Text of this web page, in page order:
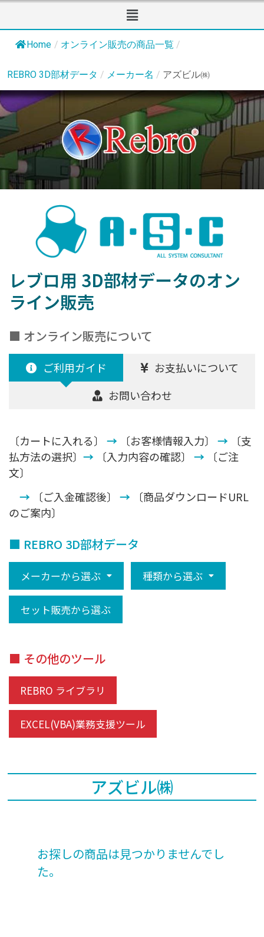
Home / オンライン販売の商品一覧 /
REBRO 3D部材データ / メーカー名 / アズビル㈱
レブロ用 3D部材データのオン
ライン販売
■ オンライン販売について
ご利用ガイド
お支払いについて
お問い合わせ
〔カートに入れる〕 → 〔お客様情報入力〕 → 〔支
払方法の選択〕 → 〔入力内容の確認〕 → 〔ご注
文〕
→ 〔ご入金確認後〕 → 〔商品ダウンロードURL
のご案内〕
■ REBRO 3D部材データ
メーカーから選ぶ 種類から選ぶ
セット販売から選ぶ
■ その他のツール
REBRO ライブラリ
EXCEL(VBA)業務支援ツール
アズビル㈱
お探しの商品は見つかりませんでし
た。